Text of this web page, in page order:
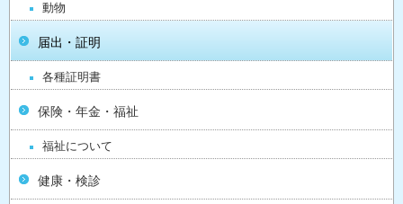
動物
届出・証明
各種証明書
保険・年金・福祉
福祉について
健康・検診